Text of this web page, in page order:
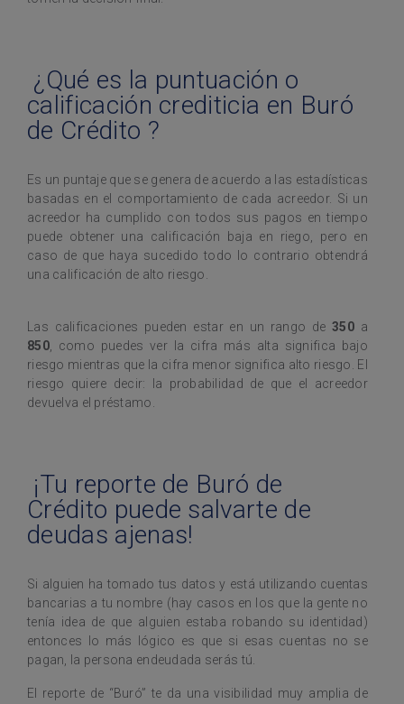
¿Qué es la puntuación o
calificación crediticia en Buró
de Crédito ?
Es un puntaje que se genera de acuerdo a las estadísticas
basadas en el comportamiento de cada acreedor. Si un
acreedor ha cumplido con todos sus pagos en tiempo
puede obtener una calificación baja en riego, pero en
caso de que haya sucedido todo lo contrario obtendrá
una calificación de alto riesgo.
Las calificaciones pueden estar en un rango de350 a
850, como puedes ver la cifra más alta significa bajo
riesgo mientras que la cifra menor significa alto riesgo. El
riesgo quiere decir: la probabilidad de que el acreedor
devuelva el préstamo.
¡Tu reporte de Buró de
Crédito puede salvarte de
deudas ajenas!
Si alguien ha tomado tus datos y está utilizando cuentas
bancarias a tu nombre (hay casos en los que la gente no
tenía idea de que alguien estaba robando su identidad)
entonces lo más lógico es que si esas cuentas no se
pagan, la persona endeudada serás tú.
El reporte de “Buró” te da una visibilidad muy amplia de